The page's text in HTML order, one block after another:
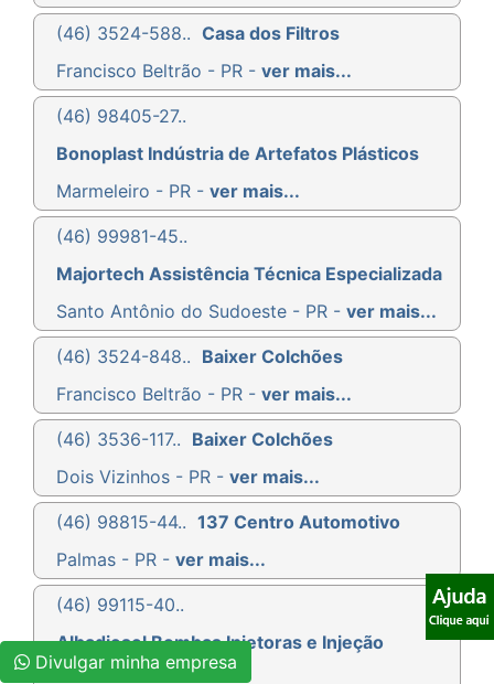
Divulgar minha empresa
(46) 3524-588.. Casa dos Filtros
Francisco Beltrão - PR - ver mais...
(46) 98405-27..
Bonoplast Indústria de Artefatos Plásticos
Marmeleiro - PR - ver mais...
(46) 99981-45..
Majortech Assistência Técnica Especializada
Santo Antônio do Sudoeste - PR - ver mais...
(46) 3524-848.. Baixer Colchões
Francisco Beltrão - PR - ver mais...
(46) 3536-117.. Baixer Colchões
Dois Vizinhos - PR - ver mais...
(46) 98815-44.. 137 Centro Automotivo
Palmas - PR - ver mais...
(46) 99115-40..
Albadiesel Bombas Injetoras e Injeção
Eletrônica